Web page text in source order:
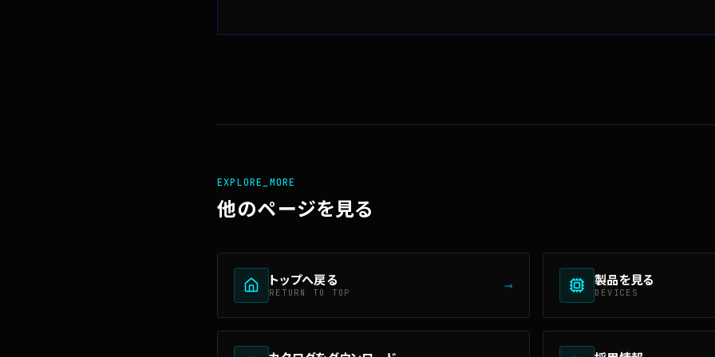
EXPLORE_MORE
他のページを見る
トップへ戻る
RETURN TO TOP → 製品を見る
DEVICES